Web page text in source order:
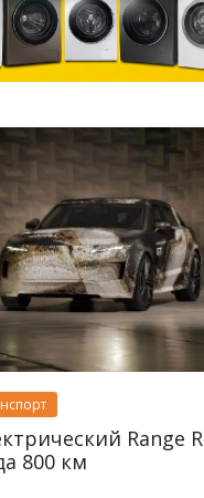
Range
800 км